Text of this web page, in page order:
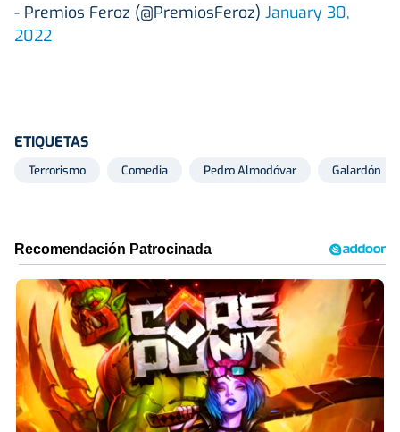
- Premios Feroz (@PremiosFeroz) January 30,
2022
ETIQUETAS
Terrorismo Comedia Pedro Almodóvar Galardón